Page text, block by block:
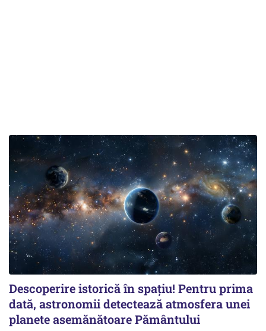
Descoperire istorică în spațiu! Pentru prima
dată, astronomii detectează atmosfera unei
planete asemănătoare Pământului